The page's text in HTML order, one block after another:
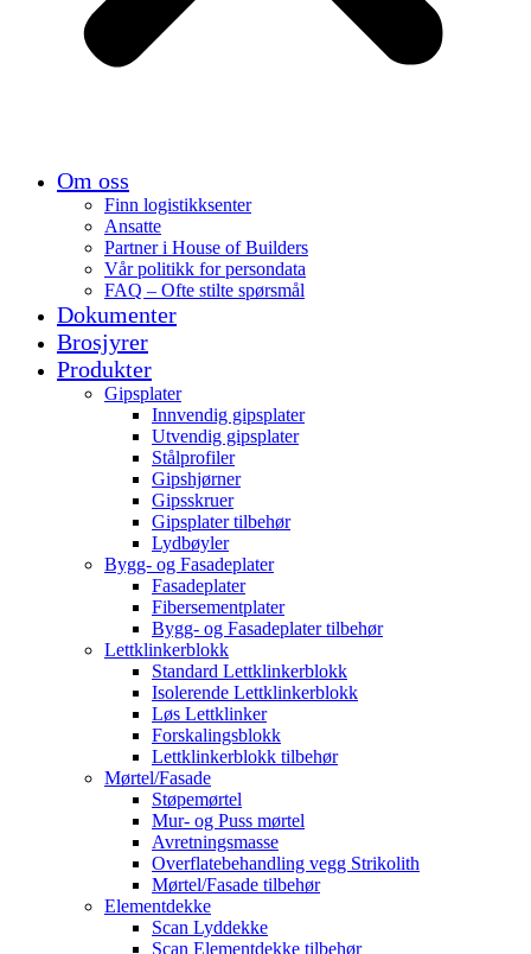
Om oss
Finn logistikksenter
Ansatte
Partner i House of Builders
Vår politikk for persondata
FAQ – Ofte stilte spørsmål
Dokumenter
Brosjyrer
Produkter
Gipsplater
Innvendig gipsplater
Utvendig gipsplater
Stålprofiler
Gipshjørner
Gipsskruer
Gipsplater tilbehør
Lydbøyler
Bygg- og Fasadeplater
Fasadeplater
Fibersementplater
Bygg- og Fasadeplater tilbehør
Lettklinkerblokk
Standard Lettklinkerblokk
Isolerende Lettklinkerblokk
Løs Lettklinker
Forskalingsblokk
Lettklinkerblokk tilbehør
Mørtel/Fasade
Støpemørtel
Mur- og Puss mørtel
Avretningsmasse
Overflatebehandling vegg Strikolith
Mørtel/Fasade tilbehør
Elementdekke
Scan Lyddekke
Scan Elementdekke tilbehør